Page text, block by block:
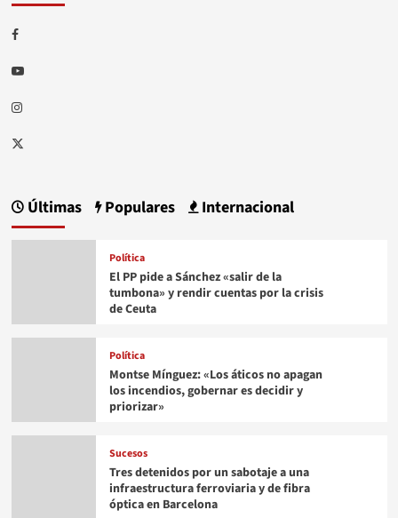
Facebook
Youtube
Instagram
Twitter
Últimas Populares Internacional
Política
El PP pide a Sánchez «salir de la
tumbona» y rendir cuentas por la crisis
de Ceuta
Política
Montse Mínguez: «Los áticos no apagan
los incendios, gobernar es decidir y
priorizar»
Sucesos
Tres detenidos por un sabotaje a una
infraestructura ferroviaria y de fibra
óptica en Barcelona